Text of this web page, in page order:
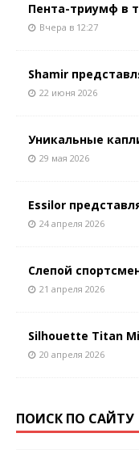
Пента-триумф в
Вчера в 12:27
Shamir
22 июня 2026
Уникальные
29 мая 2026
Essilor
24 апреля 2026
Слепой
21 апреля 2026
Silhouette Titan
20 апреля 2026
ПОИСК ПО САЙТУ